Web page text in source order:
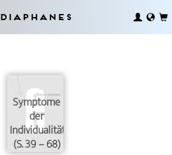
Diaphanes
Symptome
der
Individualität
(S. 39 – 68)